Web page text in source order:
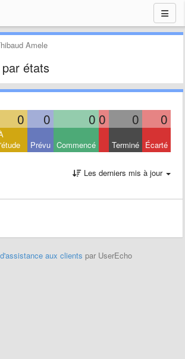
Amele
états
0 0 0 0 0 0
Prévu Commencé Terminé Écarté
Les derniers mis à jour
aux clients par UserEcho